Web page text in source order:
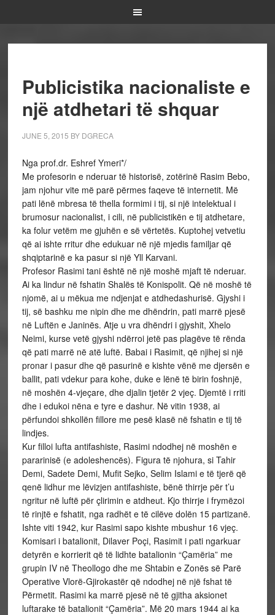
Publicistika nacionaliste e
një atdhetari të shquar
JUNE 5, 2015 BY DGRECA
Nga prof.dr. Eshref Ymeri*/
Me profesorin e nderuar të historisë, zotërinë Rasim Bebo,
jam njohur vite më parë përmes faqeve të internetit. Më
pati lënë mbresa të thella formimi i tij, si një intelektual i
brumosur nacionalist, i cili, në publicistikën e tij atdhetare,
ka folur vetëm me gjuhën e së vërtetës. Kuptohej vetvetiu
që ai ishte rritur dhe edukuar në një mjedis familjar që
shqiptarinë e ka pasur si një Yll Karvani.
Profesor Rasimi tani është në një moshë mjaft të nderuar.
Ai ka lindur në fshatin Shalës të Konispolit. Që në moshë të
njomë, ai u mëkua me ndjenjat e atdhedashurisë. Gjyshi i
tij, së bashku me nipin dhe me dhëndrin, pati marrë pjesë
në Luftën e Janinës. Atje u vra dhëndri i gjyshit, Xhelo
Neimi, kurse vetë gjyshi ndërroi jetë pas plagëve të rënda
që pati marrë në atë luftë. Babai i Rasimit, që njihej si një
pronar i pasur dhe që pasurinë e kishte vënë me djersën e
ballit, pati vdekur para kohe, duke e lënë të birin foshnjë,
në moshën 4-vjeçare, dhe djalin tjetër 2 vjeç. Djemtë i rriti
dhe i edukoi nëna e tyre e dashur. Në vitin 1938, ai
përfundoi shkollën fillore me pesë klasë në fshatin e tij të
lindjes.
Kur filloi lufta antifashiste, Rasimi ndodhej në moshën e
pararinisë (e adoleshencës). Figura të njohura, si Tahir
Demi, Sadete Demi, Mufit Sejko, Selim Islami e të tjerë që
qenë lidhur me lëvizjen antifashiste, bënë thirrje për t’u
ngritur në luftë për çlirimin e atdheut. Kjo thirrje i frymëzoi
të rinjtë e fshatit, nga radhët e të cilëve dolën 15 partizanë.
Ishte viti 1942, kur Rasimi sapo kishte mbushur 16 vjeç.
Komisari i batalionit, Dilaver Poçi, Rasimit i pati ngarkuar
detyrën e korrierit që të lidhte batalionin “Çamëria” me
grupin IV në Theollogo dhe me Shtabin e Zonës së Parë
Operative Vlorë-Gjirokastër që ndodhej në një fshat të
Përmetit. Rasimi ka marrë pjesë në të gjitha aksionet
luftarake të batalionit “Çamëria”. Më 20 mars 1944 ai ka